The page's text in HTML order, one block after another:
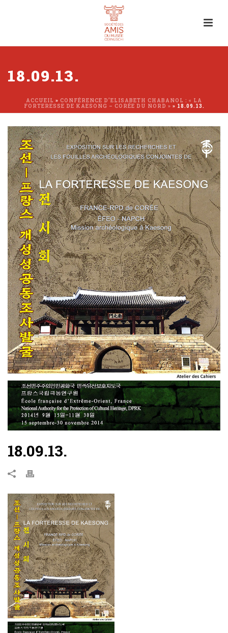
18.09.13.
ACCUEIL » CONFÉRENCE D’ELISABETH CHABANOL : « LA
FORTERESSE DE KAESONG – CORÉE DU NORD » » 18.09.13.
18.09.13.